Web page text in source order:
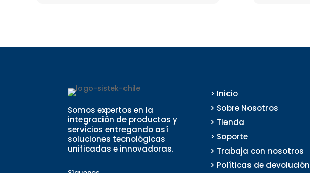
Somos expertos en la
integración de productos y
servicios entregando así
soluciones tecnológicas
unificadas e innovadoras.
> Inicio
> Sobre Nosotros
> Tienda
> Soporte
> Trabaja con nosotros
> Políticas de devolución